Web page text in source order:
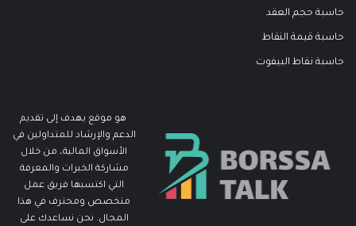
حاسبة حجم العقد
حاسبة قيمة النقاط
حاسبة نقاط البيفوت
هو موقع يهدف إلى تقديم
الدعم والإرشاد للمتداولين في
الأسواق المالية، من خلال
مشاركة الخبرات والمعرفة
التي اكتسبها فريق عمل
متخصص ومحترف في هذا
المجال. نحن نساعدك على